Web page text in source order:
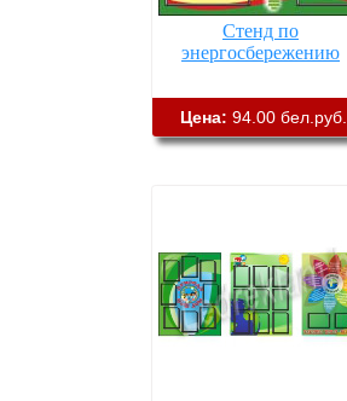
Стенд по
энергосбережению
Цена: 94.00 бел.руб.